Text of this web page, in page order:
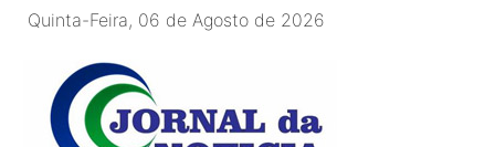
Quinta-Feira, 06 de Agosto de 2026